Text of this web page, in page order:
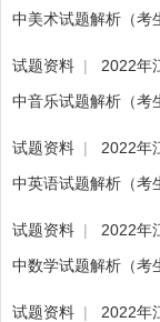
中美术试题解析（考
试题资料 |
2022年
中音乐试题解析（考
试题资料 |
2022年
中英语试题解析（考
试题资料 |
2022年
中数学试题解析（考
试题资料 |
2022年